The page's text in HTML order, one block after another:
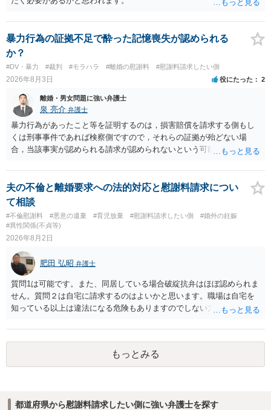
す。 ④性交類似行為を認めているにもかかわらず支払を拒否するので
あれば，本人（行政書士でも同じだと思います。）への対応ではあま
り変わらないように思います。減額で折り合えるなら本人様の交渉で
もよいように思いますが，ゼロかどうかの観点であれば，訴訟に進む
しかなくなるようにも思います。そうしますと，お近くの弁護士に相
談して進めることを検討した方がよいようにも思います。
暴力行為の証拠不足で酔った記憶喪失が認められる
か？
#DV・暴力 #裁判 #モラハラ #離婚の慰謝料 #慰謝料請求したい側
2026年8月3日 役にたった 2
離婚・男女問題に強い弁護士
泉 亮介 弁護士
暴力行為があったこと等を証明するのは，損害賠償を請求する側もし
くは刑事事件であれば検察側ですので，それらの証拠が殆どない場
合，当該事実が認められる請求が認められないという可能性はあるで
夫の不倫と離婚要求への法的対応と慰謝料請求につい
て相談
#不倫慰謝料 #悪意の遺棄 #育児放棄 #慰謝料請求したい側
#婚外の妊娠
#異性関係(不貞等)
2026年8月2日
肥田 弘昭 弁護士
質問1は可能です。また、同居している場合破綻抗弁はほぼ認められま
せん。質問２は自宅に請求するのはよいかと思います。職場は自宅を
知っている以上は違法になる危険もありますのでしない方が良いで
かと思います。有責配偶者ですので相手方からの離婚は拒否しても仮
に訴訟されても法的に成立しません。質問５は認知すると養育費支払
い、相続権が発生します。合意があれば法的に可能ですが法律で強制
することはできません。質問６は可能です。質問７は不貞行為の写真
もっとみる
都道府県から慰謝料請求したい側に強い弁護士を探す